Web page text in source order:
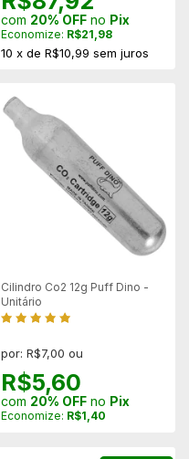
com 20% OFFno Pix
Economize: R$21,98
10 x de R$10,99 sem juros
Cilindro Co2 12g Puff Dino -
Unitário
por: R$7,00 ou
R$5,60
com 20% OFFno Pix
Economize: R$1,40